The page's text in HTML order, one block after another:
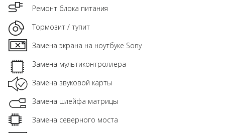
Ремонт блока питания
Тормозит / тупит
Замена экрана на ноутбуке Sony
Замена мультиконтроллера
Замена звуковой карты
Замена шлейфа матрицы
Замена северного моста